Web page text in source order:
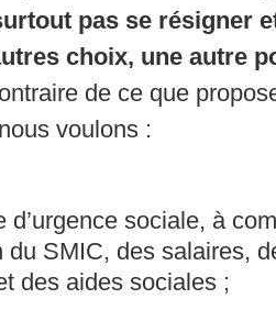
pas se résigner
choix, une autre
de ce que
voulons :
d’urgence sociale, à
du SMIC, des salaires,
des aides sociales ;